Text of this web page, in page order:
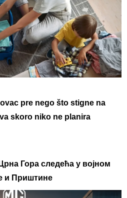
pre nego što stigne na
skoro niko ne planira
Гора следећа у војном
и Приштине